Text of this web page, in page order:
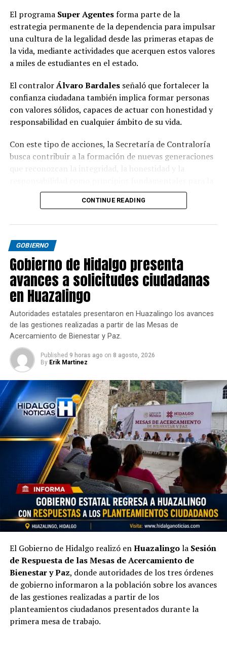
El programa Super Agentesforma parte de la
estrategia permanente de la dependencia para impulsar
una cultura de la legalidad desde las primeras etapas de
la vida, mediante actividades que acerquen estos valores
a miles de estudiantes en el estado.
El contralorÁlvaro Bardalesseñaló que fortalecer la
confianza ciudadana también implica formar personas
con valores sólidos, capaces de actuar con honestidad y
responsabilidad en cualquier ámbito de su vida.
Con este tipo de acciones, la Secretaría de Contraloría
busca contribuir a la formación de nuevas generaciones
que reconozcan la integridad, la honestidad y la
convivencia y el desarrollo de Hidalgo.
CONTINUE READING
GOBIERNO
Gobierno de Hidalgo presenta
avances a solicitudes ciudadanas
en Huazalingo
Autoridades estatales presentaron en Huazalingo los avances
de las gestiones realizadas a partir de las Mesas de
Acercamiento de Bienestar y Paz.
Published 9 horas ago on 8 agosto, 2026
By Erik Martinez
El Gobierno de Hidalgo realizó enHuazalingola Sesión
de Respuesta de las Mesas de Acercamiento de
Bienestar y Paz, donde autoridades de los tres órdenes
de gobierno informaron a la población sobre los avances
de las gestiones realizadas a partir de los
planteamientos ciudadanos presentados durante la
primera mesa de trabajo.